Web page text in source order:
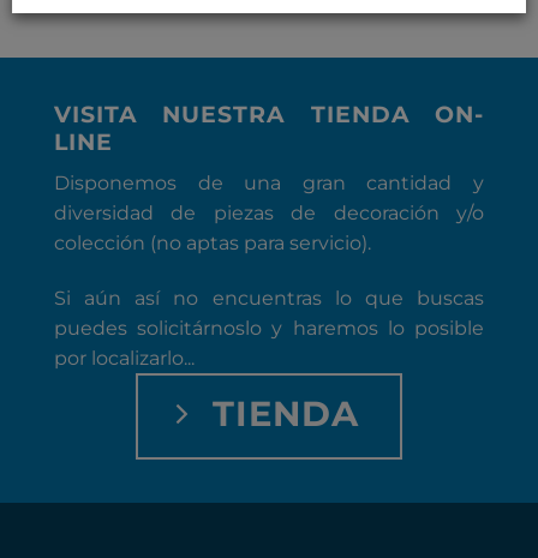
VISITA NUESTRA TIENDA ON-
LINE
Disponemos de una gran cantidad y
diversidad de piezas de decoración y/o
colección (no aptas para servicio).
Si aún así no encuentras lo que buscas
puedes solicitárnoslo y haremos lo posible
por localizarlo...
TIENDA